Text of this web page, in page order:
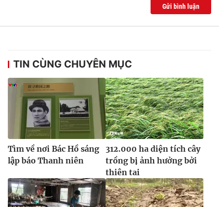
® Cấm sao chép dưới mọi hình thức nếu không có sự chấp
thuận bằng văn bản. Ghi rõ nguồn VTV.vn khi phát hành lại
thông tin từ website này.
Gửi bình luận
TIN CÙNG CHUYÊN MỤC
Tìm về nơi Bác Hồ sáng
lập báo Thanh niên
312.000 ha diện tích cây
trồng bị ảnh hưởng bởi
thiên tai